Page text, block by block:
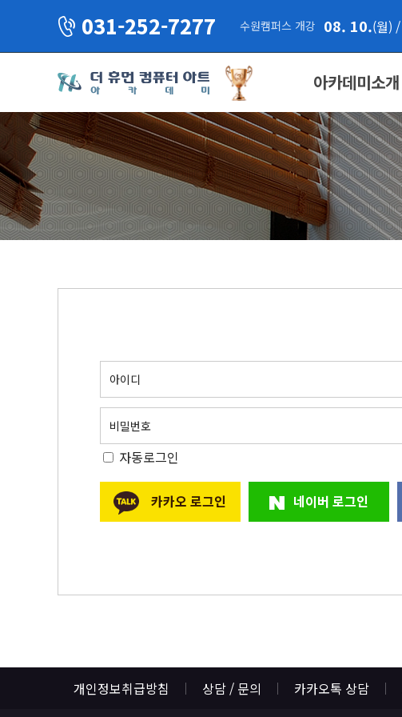
031-252-7277 수원캠퍼스 개강 08. 10.(월) /
아카데미소개
아이디
비밀번호
자동로그인
네이버 로그인
카카오 로그인
개인정보취급방침 상담 / 문의 카카오톡 상담